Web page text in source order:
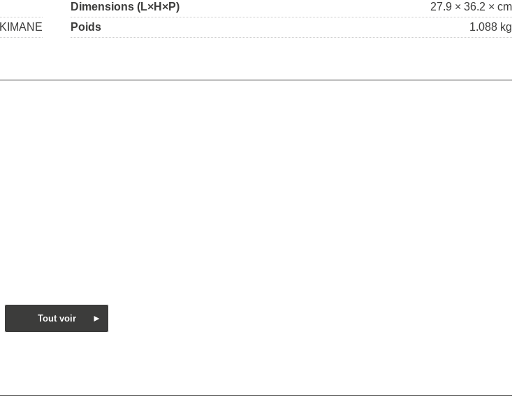
KIMANE
Dimensions (L×H×P)
27.9 × 36.2 × cm
Poids
1.088 kg